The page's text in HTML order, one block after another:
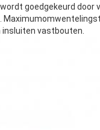
goedgekeurd door
vastbouten.